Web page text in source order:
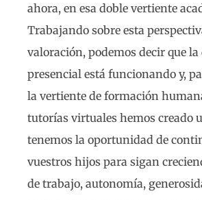
ahora, en esa doble vertiente
Trabajando sobre esta
valoración, podemos decir que la
presencial está funcionando y,
la vertiente de formación
tutorías virtuales hemos creado
tenemos la oportunidad de
vuestros hijos para sigan
de trabajo, autonomía,